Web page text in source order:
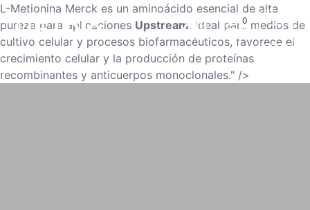
L-Metionina Merck es un aminoácido esencial de alta
pureza para aplicaciones Upstream. Ideal para medios de
cultivo celular y procesos biofarmacéuticos, favorece el
crecimiento celular y la producción de proteínas
recombinantes y anticuerpos monoclonales." />
0